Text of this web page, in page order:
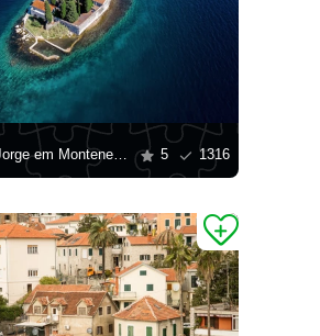
Ilha de São Jorge em Montenegro 5 1316